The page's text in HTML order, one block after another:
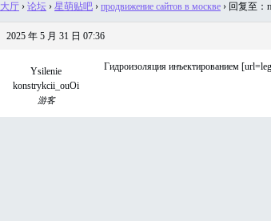
大厅 › 论坛 › 星萌贴吧 › продвижение сайтов в москве › 回复至：
2025 年 5 月 31 日 07:36
Ysilenie
konstrykcii_ouOi
游客
Гидроизоляция инъектированием